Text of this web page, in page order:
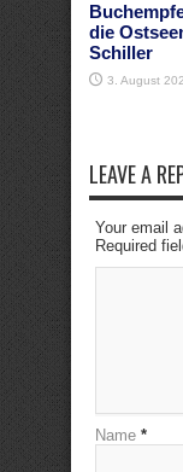
die
Schiller
3. August
LEAVE A
Your email
Required
Name *